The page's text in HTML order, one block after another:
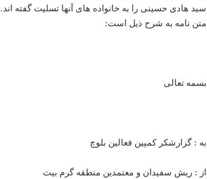
سید هادی حسینی را به خانواده های آنها تسلیت گفته اند.
متن نامه به شرح ذیل است:
بسمه تعالی
به : گزارشکر کمپین فعالین بلوچ
از : ریش سفیدان و معتمدین منطقه گرم بیت